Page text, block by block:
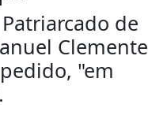
de
Clemente
"em